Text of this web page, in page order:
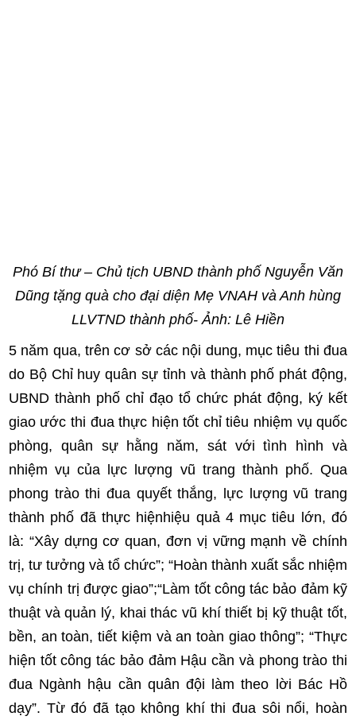
Phó Bí thư – Chủ tịch UBND thành phố Nguyễn Văn
Dũng tặng quà cho đại diện Mẹ VNAH và Anh hùng
LLVTND thành phố- Ảnh: Lê Hiền
5 năm qua, trên cơ sở các nội dung, mục tiêu thi đua
do Bộ Chỉ huy quân sự tỉnh và thành phố phát động,
UBND thành phố chỉ đạo tổ chức phát động, ký kết
giao ước thi đua thực hiện tốt chỉ tiêu nhiệm vụ quốc
phòng, quân sự hằng năm, sát với tình hình và
nhiệm vụ của lực lượng vũ trang thành phố. Qua
phong trào thi đua quyết thắng, lực lượng vũ trang
thành phố đã thực hiệnhiệu quả 4 mục tiêu lớn, đó
là: “Xây dựng cơ quan, đơn vị vững mạnh về chính
trị, tư tưởng và tổ chức”; “Hoàn thành xuất sắc nhiệm
vụ chính trị được giao”;“Làm tốt công tác bảo đảm kỹ
thuật và quản lý, khai thác vũ khí thiết bị kỹ thuật tốt,
bền, an toàn, tiết kiệm và an toàn giao thông”; “Thực
hiện tốt công tác bảo đảm Hậu cần và phong trào thi
đua Ngành hậu cần quân đội làm theo lời Bác Hồ
dạy”. Từ đó đã tạo không khí thi đua sôi nổi, hoàn